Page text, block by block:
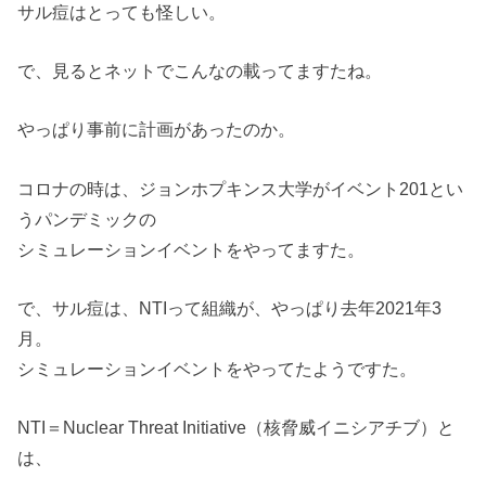
サル痘はとっても怪しい。
で、見るとネットでこんなの載ってますたね。
やっぱり事前に計画があったのか。
コロナの時は、ジョンホプキンス大学がイベント201とい
うパンデミックの
シミュレーションイベントをやってますた。
で、サル痘は、NTIって組織が、やっぱり去年2021年3
月。
シミュレーションイベントをやってたようですた。
NTI＝Nuclear Threat Initiative（核脅威イニシアチブ）と
は、